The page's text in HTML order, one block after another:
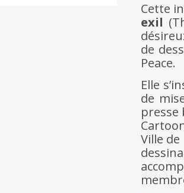
Cette
exil
de
Peace.
Elle
de
presse
Ville